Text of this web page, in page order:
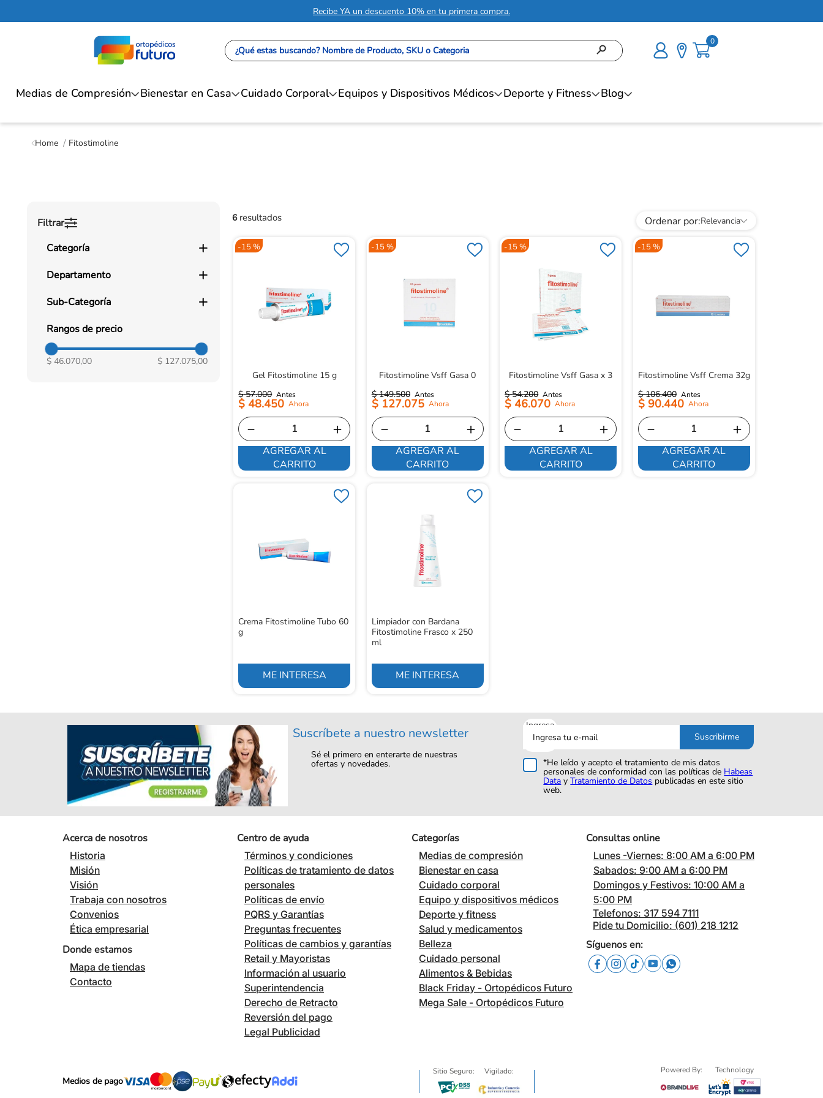
Recibe YA un descuento 10% en tu primera compra.
¿Qué estas buscando? Nombre de Producto, SKU o Categoria 0
Medias de Compresión Bienestar en Casa Cuidado Corporal Equipos y Dispositivos Médicos Deporte y Fitness Blog
Fitostimoline
Filtrar
Categoría
Médica
Departamento
Sub-Categoría
Rangos de precio
$ 46.070,00 $ 127.075,00
6 Ordenar por Relevancia
-15 %
Gel Fitostimoline 15 g
$ 57.000
$ 48.450
＋
－
AGREGAR AL
CARRITO
-15 %
Fitostimoline Vsff Gasa 0
$ 149.500
$ 127.075
＋
－
AGREGAR AL
CARRITO
-15 %
Fitostimoline Vsff Gasa x 3
$ 54.200
$ 46.070
＋
－
AGREGAR AL
CARRITO
-15 %
Fitostimoline Vsff Crema 32g
$ 106.400
$ 90.440
＋
－
AGREGAR AL
CARRITO
Crema Fitostimoline Tubo 60
g
ME INTERESA
Limpiador con Bardana
Fitostimoline Frasco x 250
ml
ME INTERESA
Suscríbete a nuestro newsletter
Sé el primero en enterarte de nuestras
ofertas y novedades.
Ingresa
tu
correo
Suscribirme
*He leído y acepto el tratamiento de mis datos
personales de conformidad con las políticas de Habeas
Data yTratamiento de Datos publicadas en este sitio
web.
Acerca de nosotros
Historia
Misión
Visión
Trabaja con nosotros
Convenios
Ética empresarial
Donde estamos
Mapa de tiendas
Contacto
Centro de ayuda
Términos y condiciones
Políticas de tratamiento de datos
personales
Políticas de envío
PQRS y Garantías
Preguntas frecuentes
Políticas de cambios y garantías
Retail y Mayoristas
Información al usuario
Superintendencia
Derecho de Retracto
Reversión del pago
Legal Publicidad
Categorías
Medias de compresión
Bienestar en casa
Cuidado corporal
Equipo y dispositivos médicos
Deporte y fitness
Salud y medicamentos
Belleza
Cuidado personal
Alimentos & Bebidas
Black Friday - Ortopédicos Futuro
Mega Sale - Ortopédicos Futuro
Consultas online
Lunes -Viernes: 8:00 AM a 6:00 PM
Sabados: 9:00 AM a 6:00 PM
Domingos y Festivos: 10:00 AM a
5:00 PM
Telefonos: 317 594 7111
Pide tu Domicilio: (601) 218 1212
Síguenos en:
Medios de pago
Sitio Seguro: Vigilado: Powered By: Technology